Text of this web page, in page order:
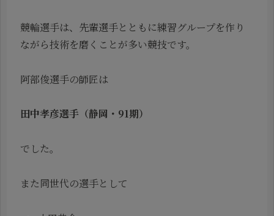
競輪選手は、先輩選手とともに練習グループを作り
ながら技術を磨くことが多い競技です。
阿部俊選手の師匠は
田中孝彦選手（静岡・91期）
でした。
また同世代の選手として